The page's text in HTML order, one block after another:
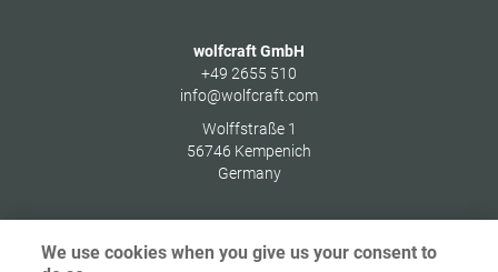
wolfcraft GmbH
+49 2655 510
info@wolfcraft.com
Wolffstraße 1
56746 Kempenich
Germany
We use cookies when you give us your consent to